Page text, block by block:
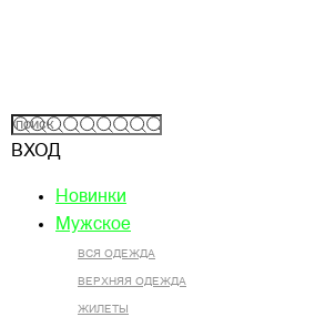
ВХОД
Новинки
Мужское
ВСЯ ОДЕЖДА
ВЕРХНЯЯ ОДЕЖДА
ЖИЛЕТЫ